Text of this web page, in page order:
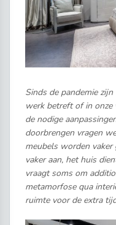
Sinds de pandemie
werk betreft of in
de nodige
doorbrengen vragen
meubels worden
vaker aan, het huis
vraagt soms om
metamorfose qua
ruimte voor de extra